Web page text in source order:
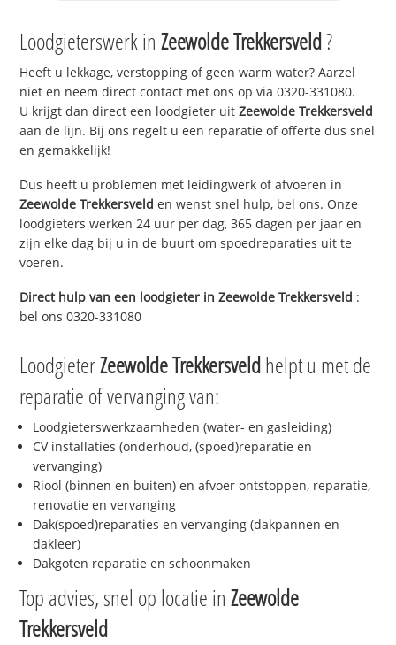
Loodgieterswerk inZeewolde Trekkersveld?
Heeft u lekkage, verstopping of geen warm water? Aarzel
niet en neem direct contact met ons op via 0320-331080.
U krijgt dan direct een loodgieter uitZeewolde Trekkersveld
aan de lijn. Bij ons regelt u een reparatie of offerte dus snel
en gemakkelijk!
Dus heeft u problemen met leidingwerk of afvoeren in
Zeewolde Trekkersvelden wenst snel hulp, bel ons. Onze
loodgieters werken 24 uur per dag, 365 dagen per jaar en
zijn elke dag bij u in de buurt om spoedreparaties uit te
voeren.
Direct hulp van een loodgieter inZeewolde Trekkersveld :
bel ons 0320-331080
LoodgieterZeewolde Trekkersveldhelpt u met de
reparatie of vervanging van:
Loodgieterswerkzaamheden (water- en gasleiding)
CV installaties (onderhoud, (spoed)reparatie en
vervanging)
Riool (binnen en buiten) en afvoer ontstoppen, reparatie,
renovatie en vervanging
Dak(spoed)reparaties en vervanging (dakpannen en
dakleer)
Dakgoten reparatie en schoonmaken
Top advies, snel op locatie inZeewolde
Trekkersveld